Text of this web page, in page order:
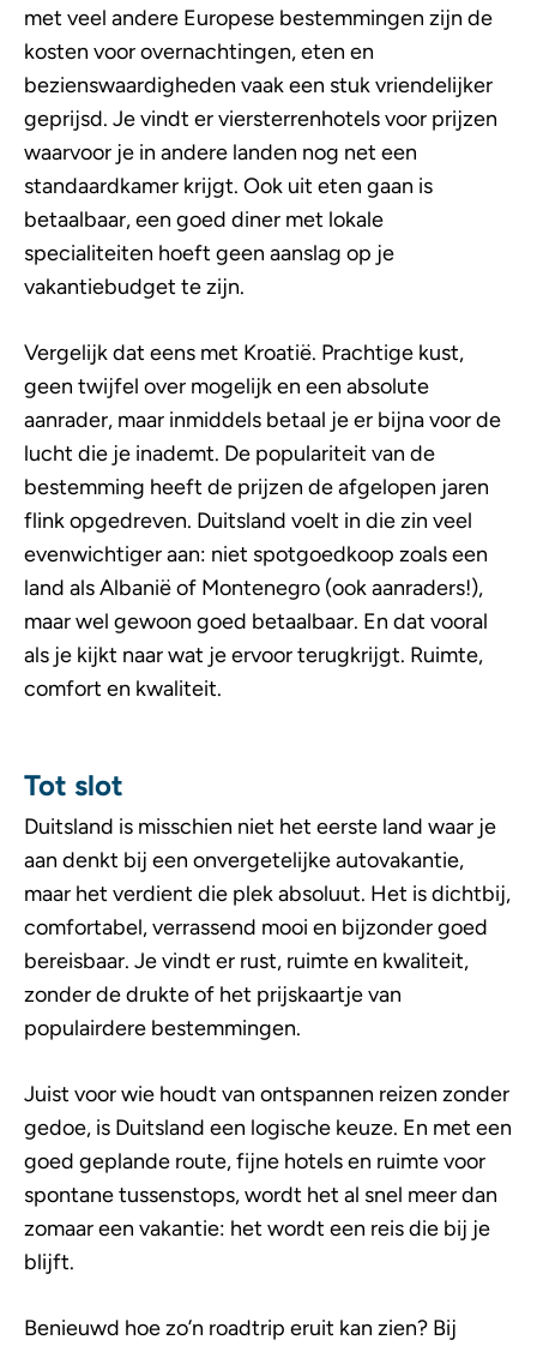
met veel andere Europese bestemmingen zijn de
kosten voor overnachtingen, eten en
bezienswaardigheden vaak een stuk vriendelijker
geprijsd. Je vindt er viersterrenhotels voor prijzen
waarvoor je in andere landen nog net een
standaardkamer krijgt. Ook uit eten gaan is
betaalbaar, een goed diner met lokale
specialiteiten hoeft geen aanslag op je
vakantiebudget te zijn.
Vergelijk dat eens met Kroatië. Prachtige kust,
geen twijfel over mogelijk en een absolute
aanrader, maar inmiddels betaal je er bijna voor de
lucht die je inademt. De populariteit van de
bestemming heeft de prijzen de afgelopen jaren
flink opgedreven. Duitsland voelt in die zin veel
evenwichtiger aan: niet spotgoedkoop zoals een
land als Albanië of Montenegro (ook aanraders!),
maar wel gewoon goed betaalbaar. En dat vooral
als je kijkt naar wat je ervoor terugkrijgt. Ruimte,
comfort en kwaliteit.
Tot slot
Duitsland is misschien niet het eerste land waar je
aan denkt bij een onvergetelijke autovakantie,
maar het verdient die plek absoluut. Het is dichtbij,
comfortabel, verrassend mooi en bijzonder goed
bereisbaar. Je vindt er rust, ruimte en kwaliteit,
zonder de drukte of het prijskaartje van
populairdere bestemmingen.
Juist voor wie houdt van ontspannen reizen zonder
gedoe, is Duitsland een logische keuze. En met een
goed geplande route, fijne hotels en ruimte voor
spontane tussenstops, wordt het al snel meer dan
zomaar een vakantie: het wordt een reis die bij je
blijft.
Benieuwd hoe zo’n roadtrip eruit kan zien? Bij